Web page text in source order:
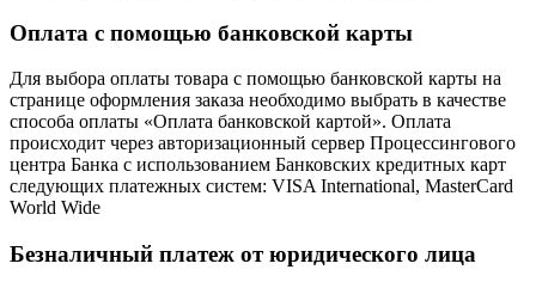
Оплата с помощью банковской карты
Для выбора оплаты товара с помощью банковской карты на
странице оформления заказа необходимо выбрать в качестве
способа оплаты «Оплата банковской картой». Оплата
происходит через авторизационный сервер Процессингового
центра Банка с использованием Банковских кредитных карт
следующих платежных систем: VISA International, MasterCard
World Wide
Безналичный платеж от юридического лица